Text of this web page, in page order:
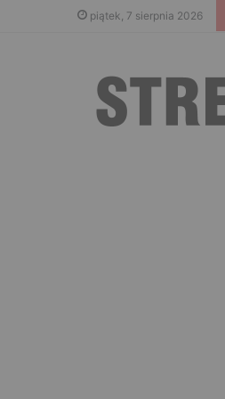
piątek, 7 sierpnia 2026